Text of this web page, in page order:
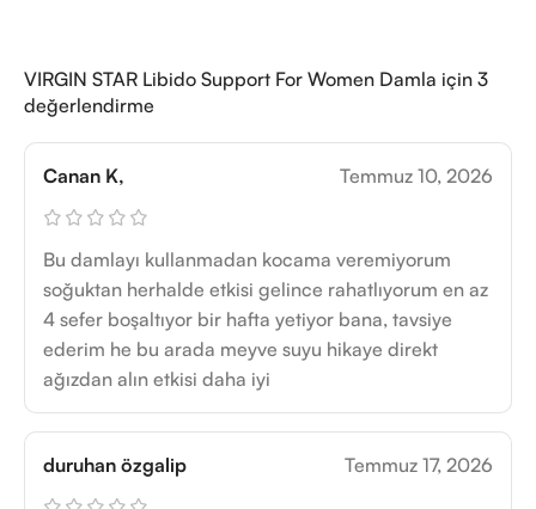
VIRGIN STAR Libido Support For Women Damla için 3
değerlendirme
Canan K, Temmuz 10, 2026
Bu damlayı kullanmadan kocama veremiyorum
soğuktan herhalde etkisi gelince rahatlıyorum en az
4 sefer boşaltıyor bir hafta yetiyor bana, tavsiye
ederim he bu arada meyve suyu hikaye direkt
ağızdan alın etkisi daha iyi
duruhan özgalip Temmuz 17, 2026